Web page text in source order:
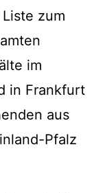
zum
im
in Frankfurt
aus
Pfalz